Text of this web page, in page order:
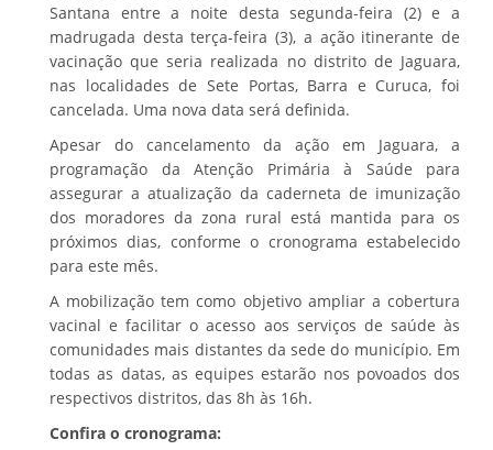
Santana entre a noite desta segunda-feira (2) e a
madrugada desta terça-feira (3), a ação itinerante de
vacinação que seria realizada no distrito de Jaguara,
nas localidades de Sete Portas, Barra e Curuca, foi
cancelada. Uma nova data será definida.
Apesar do cancelamento da ação em Jaguara, a
programação da Atenção Primária à Saúde para
assegurar a atualização da caderneta de imunização
dos moradores da zona rural está mantida para os
próximos dias, conforme o cronograma estabelecido
para este mês.
A mobilização tem como objetivo ampliar a cobertura
vacinal e facilitar o acesso aos serviços de saúde às
comunidades mais distantes da sede do município. Em
todas as datas, as equipes estarão nos povoados dos
respectivos distritos, das 8h às 16h.
Confira o cronograma: